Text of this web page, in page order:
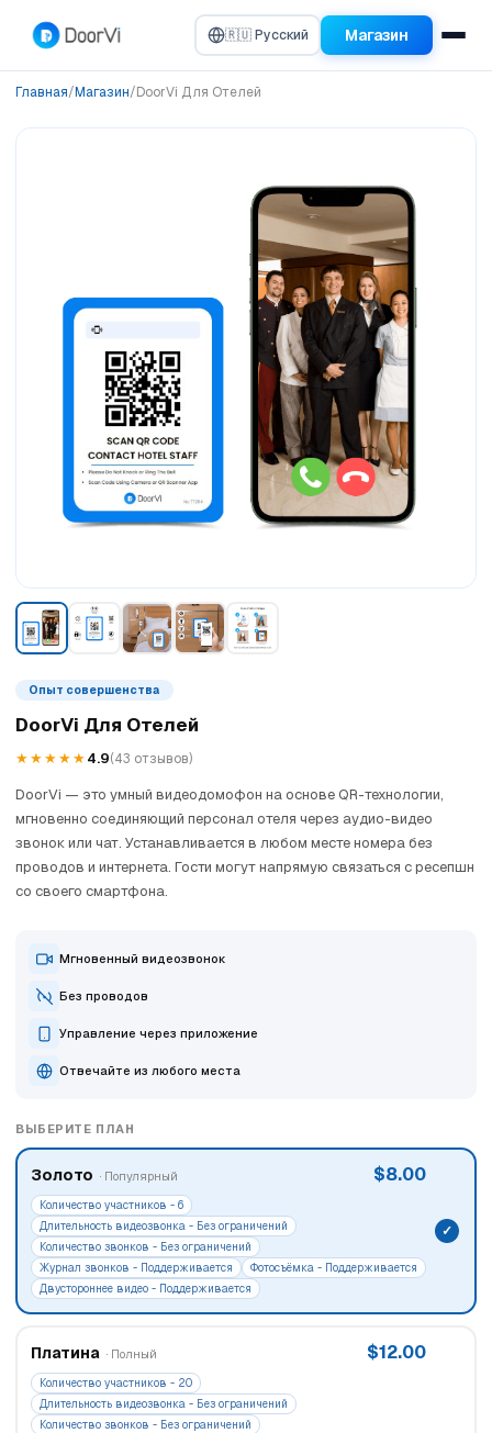
🇷🇺 Русский Магазин
Главная/Магазин/DoorVi Для Отелей
Опыт совершенства
DoorVi Для Отелей
★★★★★4.9(43 отзывов)
DoorVi — это умный видеодомофон на основе QR-технологии,
мгновенно соединяющий персонал отеля через аудио-видео
звонок или чат. Устанавливается в любом месте номера без
проводов и интернета. Гости могут напрямую связаться с ресепшн
со своего смартфона.
Мгновенный видеозвонок
Без проводов
Управление через приложение
Отвечайте из любого места
ВЫБЕРИТЕ ПЛАН
Золото · Популярный $8.00
Количество участников - 6
Длительность видеозвонка - Без ограничений
Количество звонков - Без ограничений
Журнал звонков - Поддерживается
Фотосъёмка - Поддерживается
Двустороннее видео - Поддерживается
Платина · Полный $12.00
Количество участников - 20
Длительность видеозвонка - Без ограничений
Количество звонков - Без ограничений